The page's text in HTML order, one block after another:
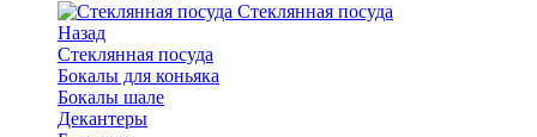
Стеклянная посуда
Назад
Стеклянная посуда
Бокалы для коньяка
Бокалы шале
Декантеры